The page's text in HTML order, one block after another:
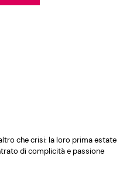
che crisi: la loro prima estate
di complicità e passione